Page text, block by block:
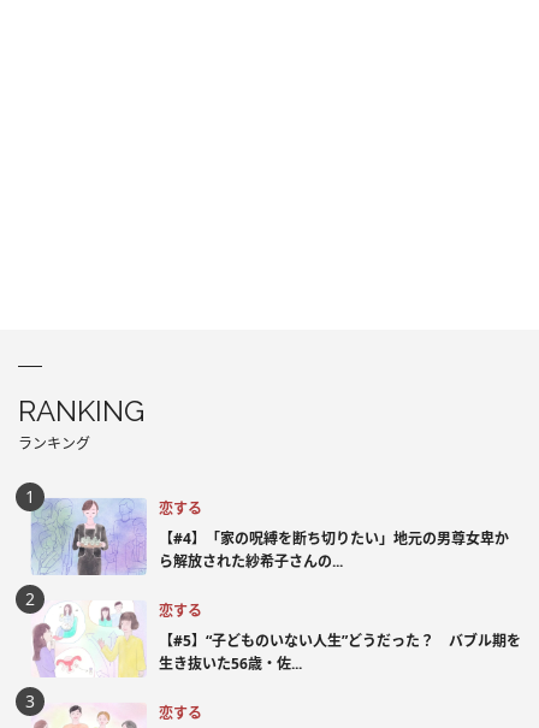
RANKING
ランキング
恋する
【#4】「家の呪縛を断ち切りたい」地元の男尊女卑か
ら解放された紗希子さんの...
恋する
【#5】“子どものいない人生”どうだった？ バブル期を
生き抜いた56歳・佐...
恋する